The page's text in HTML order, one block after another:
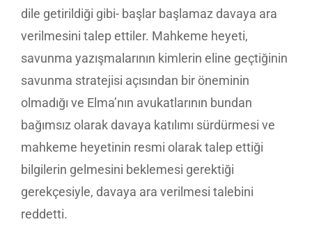
dile getirildiği gibi- başlar başlamaz davaya ara
verilmesini talep ettiler. Mahkeme heyeti,
savunma yazışmalarının kimlerin eline geçtiğinin
savunma stratejisi açısından bir öneminin
olmadığı ve Elma’nın avukatlarının bundan
bağımsız olarak davaya katılımı sürdürmesi ve
mahkeme heyetinin resmi olarak talep ettiği
bilgilerin gelmesini beklemesi gerektiği
gerekçesiyle, davaya ara verilmesi talebini
reddetti.